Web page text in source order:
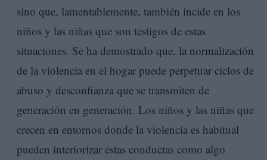
sino que, lamentablemente, también incide en los
niños y las niñas que son testigos de estas
situaciones. Se ha demostrado que, la normalización
de la violencia en el hogar puede perpetuar ciclos de
abuso y desconfianza que se transmiten de
generación en generación. Los niños y las niñas que
crecen en entornos donde la violencia es habitual
pueden interiorizar estas conductas como algo